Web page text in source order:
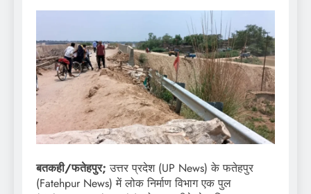
बतकही/फतेहपुर; उत्तर प्रदेश (UP News) के फतेहपुर
(Fatehpur News) में लोक निर्माण विभाग एक पुल